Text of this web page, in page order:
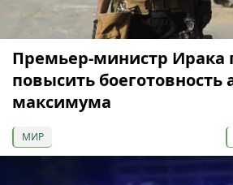
Премьер-министр Ирака
повысить
максимума
МИР